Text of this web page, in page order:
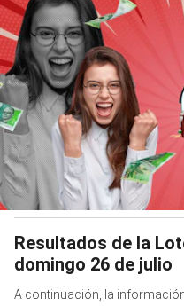
Resultados de la
domingo 26 de julio
A continuación, la